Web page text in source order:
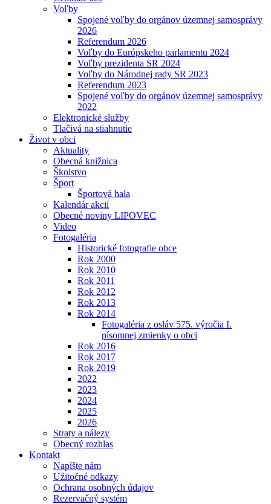
Voľby
Spojené voľby do orgánov územnej samosprávy
2026
Referendum 2026
Voľby do Európskeho parlamentu 2024
Voľby prezidenta SR 2024
Voľby do Národnej rady SR 2023
Referendum 2023
Spojené voľby do orgánov územnej samosprávy
2022
Elektronické služby
Tlačivá na stiahnutie
Život v obci
Aktuality
Obecná knižnica
Školstvo
Šport
Športová hala
Kalendár akcií
Obecné noviny LIPOVEC
Video
Fotogaléria
Historické fotografie obce
Rok 2000
Rok 2010
Rok 2011
Rok 2012
Rok 2013
Rok 2014
Fotogaléria z osláv 575. výročia I.
písomnej zmienky o obci
Rok 2016
Rok 2017
Rok 2019
2022
2023
2024
2025
2026
Straty a nálezy
Obecný rozhlas
Kontakt
Napíšte nám
Užitočné odkazy
Ochrana osobných údajov
Rezervačný systém